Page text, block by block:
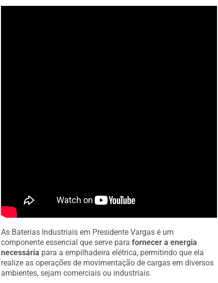
As Baterias Industriais em Presidente Vargas é um
componente essencial que serve parafornecer a energia
necessária para a empilhadeira elétrica, permitindo que ela
realize as operações de movimentação de cargas em diversos
ambientes, sejam comerciais ou industriais.